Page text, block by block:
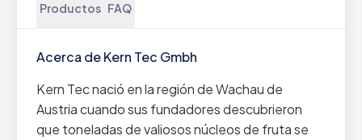
Productos FAQ
Acerca de Kern Tec Gmbh
Kern Tec nació en la región de Wachau de
Austria cuando sus fundadores descubrieron
que toneladas de valiosos núcleos de fruta se